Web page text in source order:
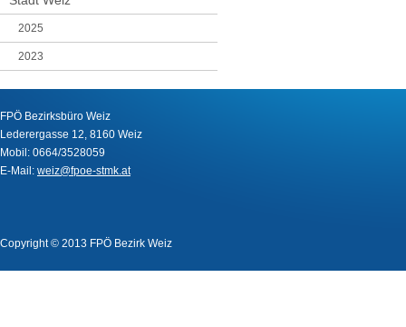
2025
2023
FPÖ Bezirksbüro Weiz
Lederergasse 12, 8160 Weiz
Mobil: 0664/3528059
E-Mail: weiz@fpoe-stmk.at
Copyright © 2013 FPÖ Bezirk Weiz